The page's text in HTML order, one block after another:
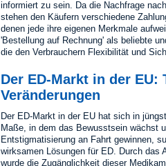
informiert zu sein. Da die Nachfrage
stehen den Käufern verschiedene
denen jede ihre eigenen Merkmale
'Bestellung auf Rechnung' als beliebte
die den Verbrauchern Flexibilität und
Der ED-Markt in der EU:
Veränderungen
Der ED-Markt in der EU hat sich in
Maße, in dem das Bewusstsein wächst
Entstigmatisierung an Fahrt gewinnen,
wirksamen Lösungen für ED. Durch das
wurde die Zugänglichkeit dieser